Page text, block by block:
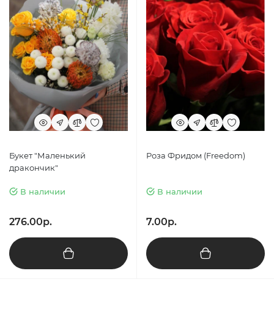
Букет "Маленький
дракончик"
В наличии
276.00р.
Роза Фридом (Freedom)
В наличии
7.00р.